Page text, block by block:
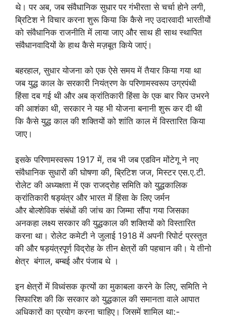
थे। पर अब, जब संवैधानिक सुधार पर गंभीरता से चर्चा होने लगी,
ब्रिटिश ने विचार करना शुरू किया कि कैसे नए उदारवादी भारतीयों
को संवैधानिक राजनीति में लाया जाए और साथ ही साथ स्थापित
संवैधानवादियों के हाथ कैसे मज़बूत किये जाएं।
बहरहाल, सुधार योजना को एक ऐसे समय में तैयार किया गया था
जब युद्ध काल के सरकारी नियंत्रण के परिणामस्वरूप उग्रपंथी
हिंसा दब गई थी और अब क्रांतिकारी हिंसा के एक बार फिर उभरने
की आशंका थी, सरकार ने यह भी योजना बनानी शुरू कर दी थी
कि कैसे युद्ध काल की शक्तियों को शांति काल में विस्तारित किया
जाए।
इसके परिणामस्वरूप 1917 में, तब भी जब एडविन मोंटेगू ने नए
संवैधानिक सुधारों की घोषणा की, ब्रिटिश जज, मिस्टर एस.ए.टी.
रोलेट की अध्यक्षता में एक राजद्रोह समिति को युद्धकालिक
क्रांतिकारी षड्यंत्र और भारत में हिंसा के लिए जर्मन
और बोल्शेविक संबंधों की जांच का जिम्मा सौंपा गया जिसका
अनकहा लक्ष्य सरकार की युद्धकाल की शक्तियों को विस्तारित
करना था। रोलेट कमेटी ने जुलाई 1918 में अपनी रिपोर्ट प्रस्तुत
की और षड़यंत्रपूर्ण विद्रोह के तीन क्षेत्रों की पहचान की। ये तीनो
क्षेत्र बंगाल, बम्बई और पंजाब थे ।
इन क्षेत्रों में विध्वंसक कृत्यों का मुकाबला करने के लिए, समिति ने
सिफारिश की कि सरकार को युद्धकाल की समानता वाले आपात
अधिकारों का प्रयोग करना चाहिए। जिसमें शामिल था:-